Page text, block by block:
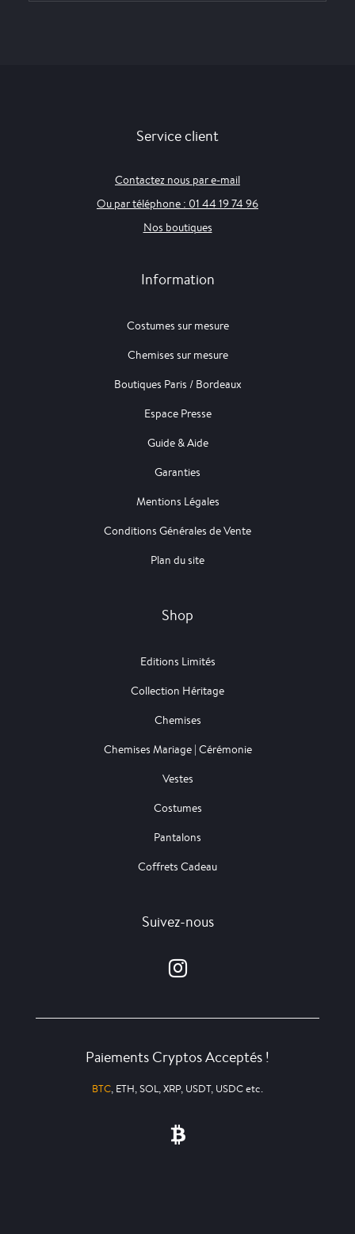
Service client
Contactez nous par e-mail
Ou par téléphone : 01 44 19 74 96
Nos boutiques
Information
Costumes sur mesure
Chemises sur mesure
Boutiques Paris / Bordeaux
Espace Presse
Guide & Aide
Garanties
Mentions Légales
Conditions Générales de Vente
Plan du site
Shop
Editions Limités
Collection Héritage
Chemises
Chemises Mariage | Cérémonie
Vestes
Costumes
Pantalons
Coffrets Cadeau
Suivez-nous
Paiements Cryptos Acceptés !
BTC, ETH, SOL, XRP, USDT, USDC etc.